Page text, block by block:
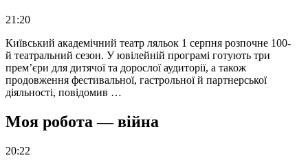
21:20
Київський академічний театр ляльок 1 серпня розпочне 100-
й театральний сезон. У ювілейній програмі готують три
прем’єри для дитячої та дорослої аудиторії, а також
продовження фестивальної, гастрольної й партнерської
діяльності, повідомив …
Моя робота — війна
20:22